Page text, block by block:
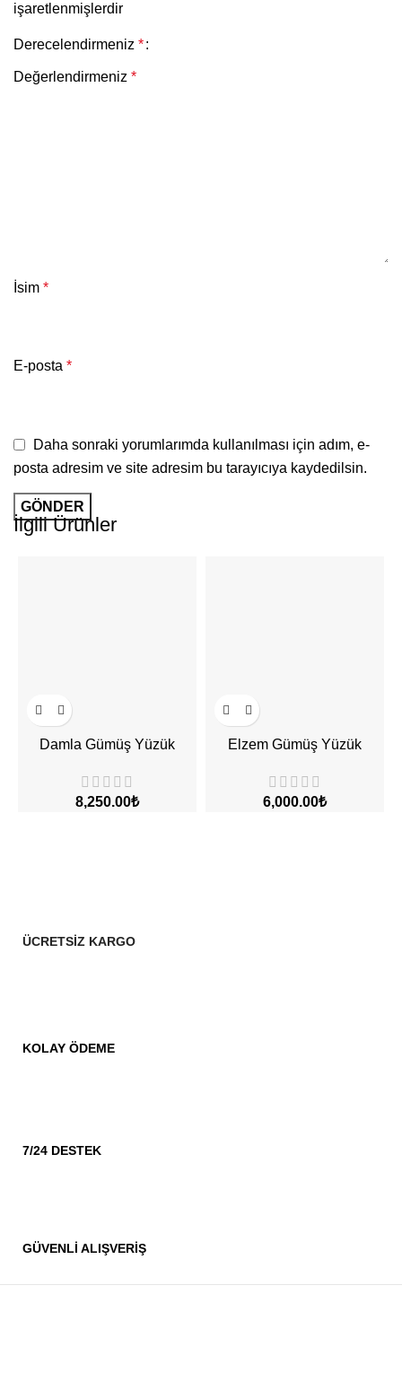
işaretlenmişlerdir
Derecelendirmeniz *
Değerlendirmeniz *
İsim *
E-posta *
Daha sonraki yorumlarımda kullanılması için adım, e-
posta adresim ve site adresim bu tarayıcıya kaydedilsin.
İlgili Ürünler
Damla Gümüş Yüzük
₺
Elzem Gümüş Yüzük
₺
ÜCRETSİZ KARGO
KOLAY ÖDEME
7/24 DESTEK
GÜVENLİ ALIŞVERİŞ